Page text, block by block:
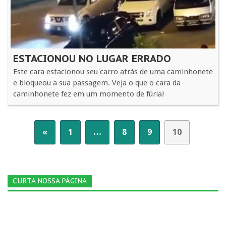
ESTACIONOU NO LUGAR ERRADO
Este cara estacionou seu carro atrás de uma caminhonete
e bloqueou a sua passagem. Veja o que o cara da
caminhonete fez em um momento de fúria!
« 1 … 8 9 10
CURTA NOSSA PÁGINA